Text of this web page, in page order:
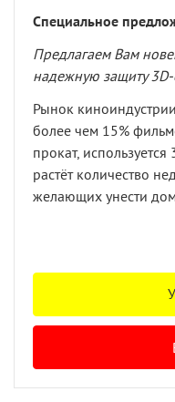
Специальное
Предлагаем Вам
надежную защиту 3D
Рынок
более чем 15%
прокат,
растёт количество
желающих унести